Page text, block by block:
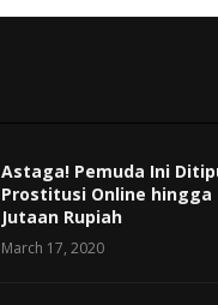
Astaga! Pemuda Ini
Prostitusi Online hingga
Jutaan Rupiah
March 17, 2020